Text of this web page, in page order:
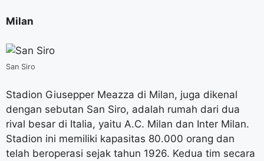
Milan
San Siro
Stadion Giusepper Meazza di Milan, juga dikenal
dengan sebutan San Siro, adalah rumah dari dua
rival besar di Italia, yaitu A.C. Milan dan Inter Milan.
Stadion ini memiliki kapasitas 80.000 orang dan
telah beroperasi sejak tahun 1926. Kedua tim secara